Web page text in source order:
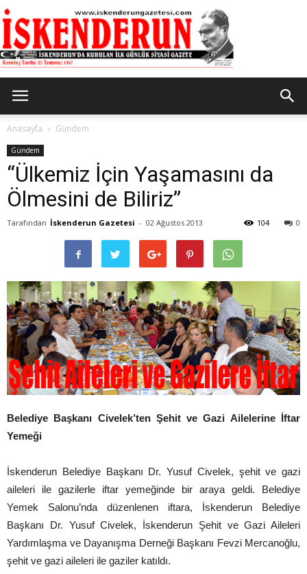
Gazetesi
Anasayfa Gündem
Gündem
“Ülkemiz İçin Yaşamasını da
Ölmesini de Biliriz”
Tarafından İskenderun Gazetesi - 02 Ağustos 2013 0
104
Belediye Başkanı Civelek’ten Şehit ve Gazi Ailelerine İftar
Yemeği
İskenderun Belediye Başkanı Dr. Yusuf Civelek, şehit ve gazi
aileleri ile gazilerle iftar yemeğinde bir araya geldi. Belediye
Yemek Salonu’nda düzenlenen iftara, İskenderun Belediye
Başkanı Dr. Yusuf Civelek, İskenderun Şehit ve Gazi Aileleri
Yardımlaşma ve Dayanışma Derneği Başkanı Fevzi Mercanoğlu,
şehit ve gazi aileleri ile gaziler katıldı.